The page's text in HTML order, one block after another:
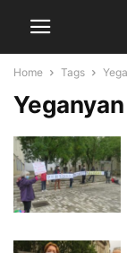
Home Tags
Yeganyan